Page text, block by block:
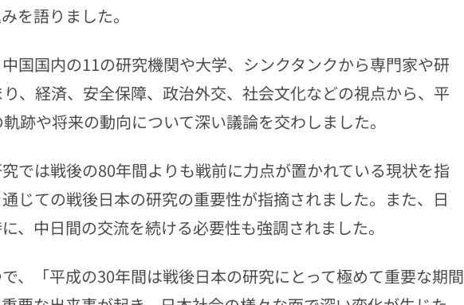
を語りました。
国国内の11の研究機関や大学、シンクタンクから専門家や研
、経済、安全保障、政治外交、社会文化などの視点から、平
跡や将来の動向について深い議論を交わしました。
では戦後の80年間よりも戦前に力点が置かれている現状を指
じての戦後日本の研究の重要性が指摘されました。また、日
、中日間の交流を続ける必要性も強調されました。
、「平成の30年間は戦後日本の研究にとって極めて重要な期間